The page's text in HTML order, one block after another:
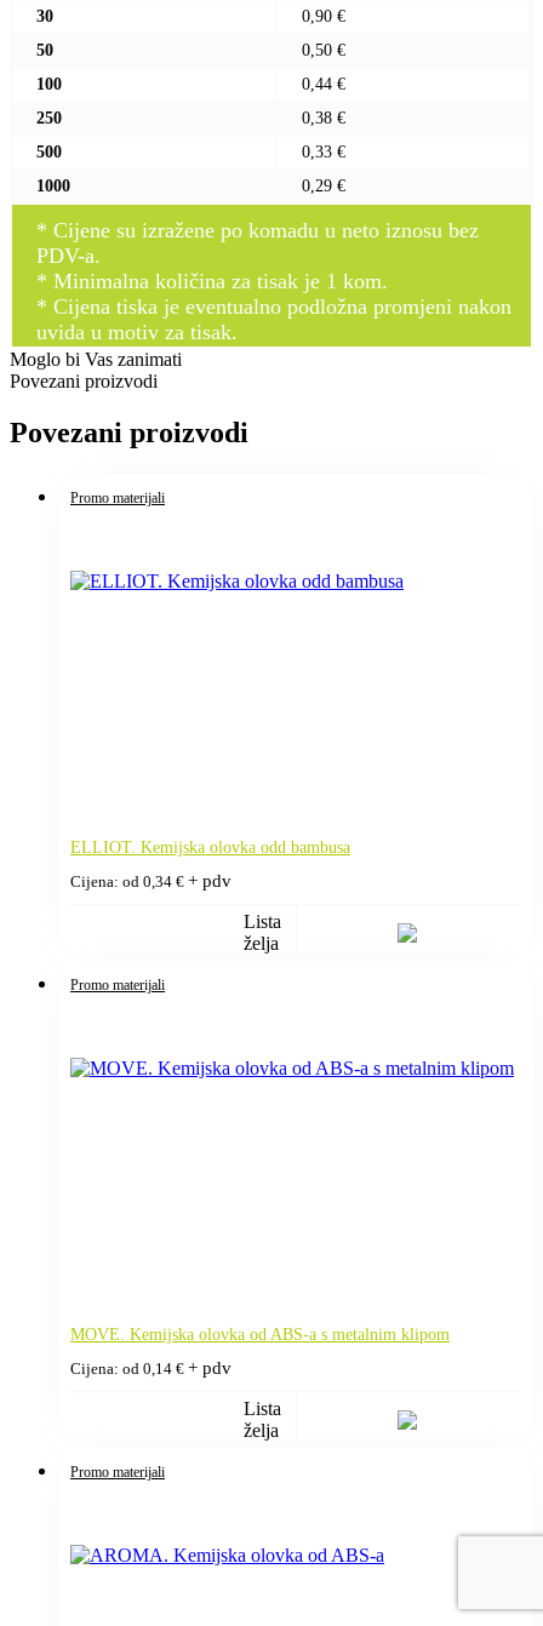
30
0,90 €
50
0,50 €
100
0,44 €
250
0,38 €
500
0,33 €
1000
0,29 €
* Cijene su izražene po komadu u neto iznosu bez
PDV-a.
* Minimalna količina za tisak je 1 kom.
* Cijena tiska je eventualno podložna promjeni nakon
uvida u motiv za tisak.
Moglo bi Vas zanimati
Povezani proizvodi
Povezani proizvodi
Promo materijali
ELLIOT. Kemijska olovka odd bambusa
Cijena: od 0,34 € + pdv
Lista
želja
Promo materijali
MOVE. Kemijska olovka od ABS-a s metalnim klipom
Cijena: od 0,14 € + pdv
Lista
želja
Promo materijali